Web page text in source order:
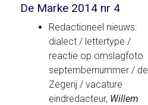
De Marke 2014 nr 4
Redactioneel nieuws:
dialect / lettertype /
reactie op omslagfoto
septembernummer / de
Zegerij / vacature
eindredacteur, Willem